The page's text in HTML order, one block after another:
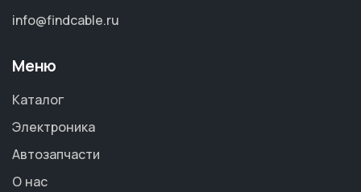
info@findcable.ru
Меню
Каталог
Электроника
Автозапчасти
О нас